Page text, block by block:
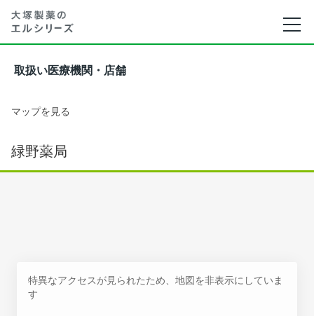
取扱い医療機関・店舗
マップを見る
緑野薬局
特異なアクセスが見られたため、地図を非表示にしていま
す